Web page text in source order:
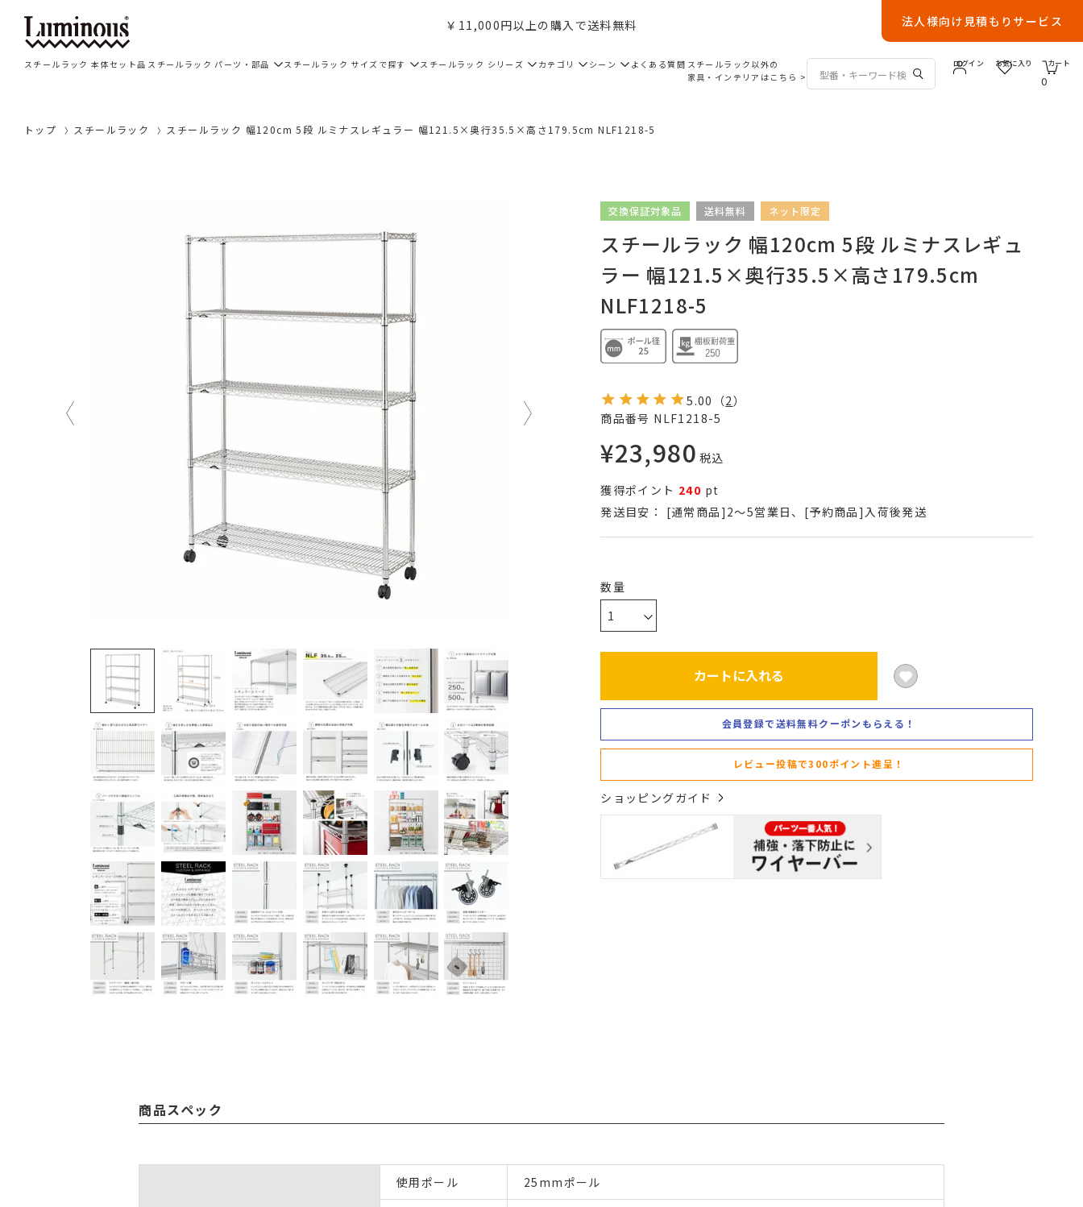
￥11,000円以上の購入で送料無料 法人様向け見積もりサービス
スチールラック 本体セット品 スチールラック パーツ・部品 スチールラック サイズで探す スチールラック シリーズ カテゴリ シーン よくある質問 スチールラック以外の
家具・インテリアはこちら >
ログイン お気に入り
0
カート
トップ スチールラック スチールラック 幅120cm 5段 ルミナスレギュラー 幅121.5×奥行35.5×高さ179.5cm NLF1218-5
交換保証対象品 送料無料 ネット限定
スチールラック 幅120cm 5段 ルミナスレギュ
ラー 幅121.5×奥行35.5×高さ179.5cm
NLF1218-5
5.00 （2）
商品番号 NLF1218-5
¥23,980 税込
獲得ポイント 240 pt
発送目安：
[通常商品]2～5営業日、[予約商品]入荷後発送
カートに入れる
会員登録で送料無料クーポンもらえる！
レビュー投稿で300ポイント進呈！
ショッピングガイド
商品スペック
使用ポール 25mmポール